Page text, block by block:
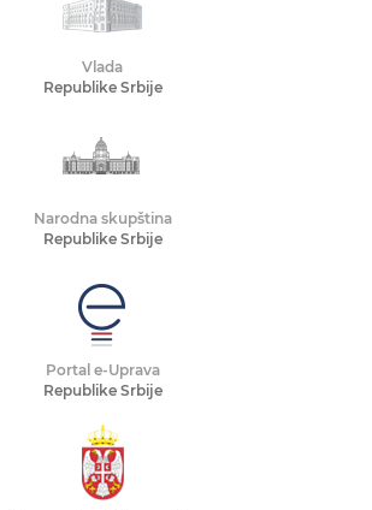
Vlada
Republike Srbije
Narodna skupština
Republike Srbije
Portal e-Uprava
Republike Srbije